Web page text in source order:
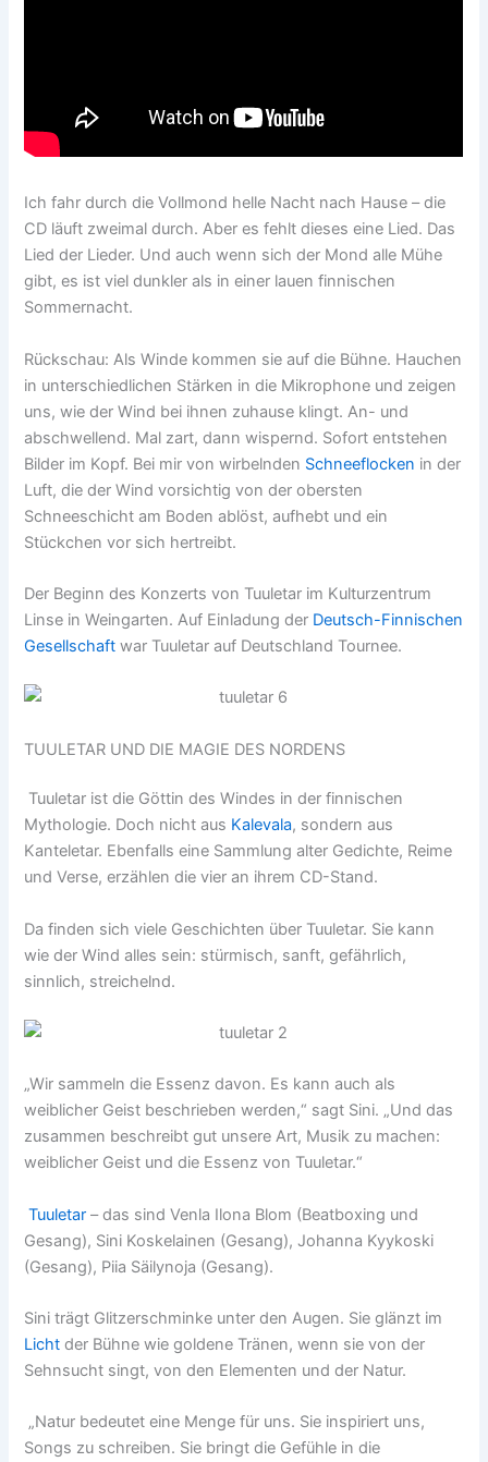
Ich fahr durch die Vollmond helle Nacht nach Hause – die
CD läuft zweimal durch. Aber es fehlt dieses eine Lied. Das
Lied der Lieder. Und auch wenn sich der Mond alle Mühe
gibt, es ist viel dunkler als in einer lauen finnischen
Sommernacht.
Rückschau: Als Winde kommen sie auf die Bühne. Hauchen
in unterschiedlichen Stärken in die Mikrophone und zeigen
uns, wie der Wind bei ihnen zuhause klingt. An- und
abschwellend. Mal zart, dann wispernd. Sofort entstehen
Bilder im Kopf. Bei mir von wirbelnden Schneeflocken in der
Luft, die der Wind vorsichtig von der obersten
Schneeschicht am Boden ablöst, aufhebt und ein
Stückchen vor sich hertreibt.
Der Beginn des Konzerts von Tuuletar im Kulturzentrum
Linse in Weingarten. Auf Einladung der Deutsch-Finnischen
Gesellschaft war Tuuletar auf Deutschland Tournee.
TUULETAR UND DIE MAGIE DES NORDENS
Tuuletar ist die Göttin des Windes in der finnischen
Mythologie. Doch nicht aus Kalevala, sondern aus
Kanteletar. Ebenfalls eine Sammlung alter Gedichte, Reime
und Verse, erzählen die vier an ihrem CD-Stand.
Da finden sich viele Geschichten über Tuuletar. Sie kann
wie der Wind alles sein: stürmisch, sanft, gefährlich,
sinnlich, streichelnd.
„Wir sammeln die Essenz davon. Es kann auch als
weiblicher Geist beschrieben werden,“ sagt Sini. „Und das
zusammen beschreibt gut unsere Art, Musik zu machen:
weiblicher Geist und die Essenz von Tuuletar.“
Tuuletar – das sind Venla Ilona Blom (Beatboxing und
Gesang), Sini Koskelainen (Gesang), Johanna Kyykoski
(Gesang), Piia Säilynoja (Gesang).
Sini trägt Glitzerschminke unter den Augen. Sie glänzt im
Licht der Bühne wie goldene Tränen, wenn sie von der
Sehnsucht singt, von den Elementen und der Natur.
„Natur bedeutet eine Menge für uns. Sie inspiriert uns,
Songs zu schreiben. Sie bringt die Gefühle in die